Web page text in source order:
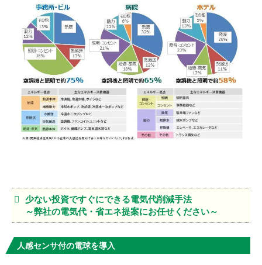
少ない投資ですぐにできる電気代削減手法
～弊社の電気代・省エネ提案にお任せください～
人感センサ付の電球を導入